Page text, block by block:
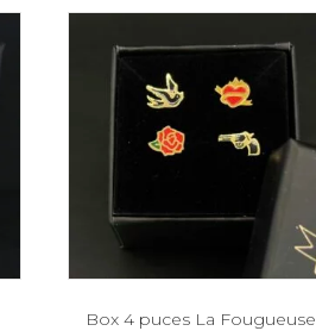
Box 4 puces La Fougueuse